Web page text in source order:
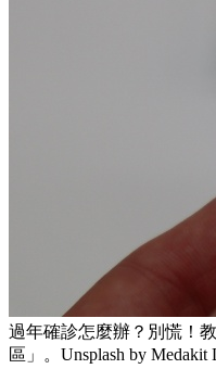
過年確診怎麼辦？別慌！
區」。Unsplash by Medakit